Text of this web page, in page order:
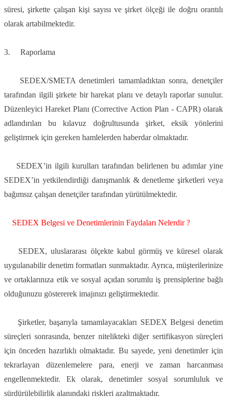
süresi, şirkette çalışan kişi sayısı ve şirket ölçeği ile doğru orantılı
olarak artabilmektedir.
3. Raporlama
SEDEX/SMETA denetimleri tamamladıktan sonra, denetçiler
tarafından ilgili şirkete bir harekat planı ve detaylı raporlar sunulur.
Düzenleyici Hareket Planı (Corrective Action Plan - CAPR) olarak
adlandırılan bu kılavuz doğrultusunda şirket, eksik yönlerini
geliştirmek için gereken hamlelerden haberdar olmaktadır.
SEDEX’in ilgili kurulları tarafından belirlenen bu adımlar yine
SEDEX’in yetkilendirdiği danışmanlık & denetleme şirketleri veya
bağımsız çalışan denetçiler tarafından yürütülmektedir.
SEDEX Belgesi ve Denetimlerinin Faydaları Nelerdir ?
SEDEX, uluslararası ölçekte kabul görmüş ve küresel olarak
uygulanabilir denetim formatları sunmaktadır. Ayrıca, müşterilerinize
ve ortaklarınıza etik ve sosyal açıdan sorumlu iş prensiplerine bağlı
olduğunuzu göstererek imajınızı geliştirmektedir.
Şirketler, başarıyla tamamlayacakları SEDEX Belgesi denetim
süreçleri sonrasında, benzer nitelikteki diğer sertifikasyon süreçleri
için önceden hazırlıklı olmaktadır. Bu sayede, yeni denetimler için
tekrarlayan düzenlemelere para, enerji ve zaman harcanması
engellenmektedir. Ek olarak, denetimler sosyal sorumluluk ve
sürdürülebilirlik alanındaki riskleri azaltmaktadır.